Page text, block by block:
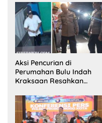
Disabilitas di Dringu
Aksi Pencurian di
Perumahan Bulu Indah
Kraksaan Resahkan